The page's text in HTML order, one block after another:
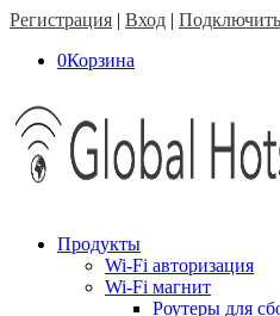
Регистрация | Вход |
0Корзина
Продукты
Wi-Fi авторизация
Wi-Fi магнит
Роутеры для